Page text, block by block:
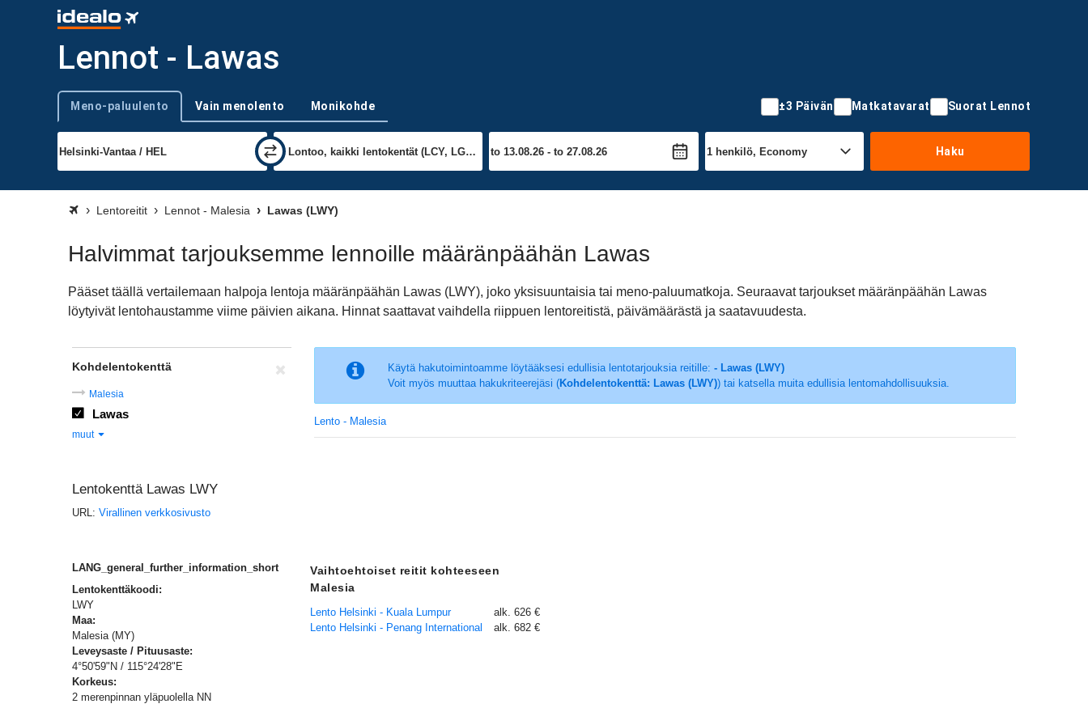
Lennot - Lawas
Trip type
Meno-paluulento Vain menolento Monikohde ±3 Päivän Matkatavarat Suorat Lennot
Haku
Lentoreitit Lennot - Malesia Lawas (LWY)
Halvimmat tarjouksemme lennoille määränpäähän Lawas
Pääset täällä vertailemaan halpoja lentoja määränpäähän Lawas (LWY), joko yksisuuntaisia tai meno-paluumatkoja. Seuraavat tarjoukset määränpäähän Lawas
löytyivät lentohaustamme viime päivien aikana. Hinnat saattavat vaihdella riippuen lentoreitistä, päivämäärästä ja saatavuudesta.
Käytä hakutoimintoamme löytääksesi edullisia lentotarjouksia reitille: - Lawas (LWY)
Voit myös muuttaa hakukriteerejäsi (Kohdelentokenttä: Lawas (LWY)) tai katsella muita edullisia lentomahdollisuuksia.
Lento - Malesia
Kohdelentokenttä
Malesia
Lawas
muut
Lentokenttä Lawas LWY
URL: Virallinen verkkosivusto
LANG_general_further_information_short
Lentokenttäkoodi:
LWY
Maa:
Malesia (MY)
Leveysaste / Pituusaste:
4°50'59"N / 115°24'28"E
Korkeus:
2 merenpinnan yläpuolella NN
Vaihtoehtoiset reitit kohteeseen
Malesia
Lento Helsinki - Kuala Lumpur
alk. 626 €
Lento Helsinki - Penang International
alk. 682 €